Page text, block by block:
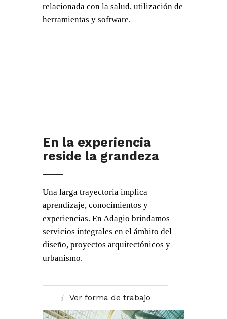
relacionada con la salud, utilización de
herramientas y software.
En la experiencia
reside la grandeza
Una larga trayectoria implica
aprendizaje, conocimientos y
experiencias. En Adagio brindamos
servicios integrales en el ámbito del
diseño, proyectos arquitectónicos y
urbanismo.
Ver forma de trabajo